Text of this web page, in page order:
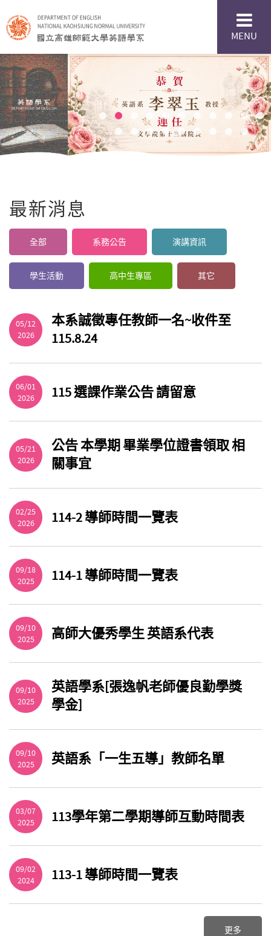
MENU
最新消息
全部 系務公告 演講資訊
學生活動 高中生專區 其它
05/12
2026
本系誠徵專任教師一名~收件至
115.8.24
06/01
2026
115 選課作業公告 請留意
05/21
2026
公告 本學期 畢業學位證書領取 相
關事宜
02/25
2026
114-2 導師時間一覽表
09/18
2025
114-1 導師時間一覽表
09/10
2025
高師大優秀學生 英語系代表
09/10
2025
英語學系[張逸帆老師優良勤學獎
學金]
09/10
2025
英語系「一生五導」教師名單
03/07
2025
113學年第二學期導師互動時間表
09/02
2024
113-1 導師時間一覽表
更多